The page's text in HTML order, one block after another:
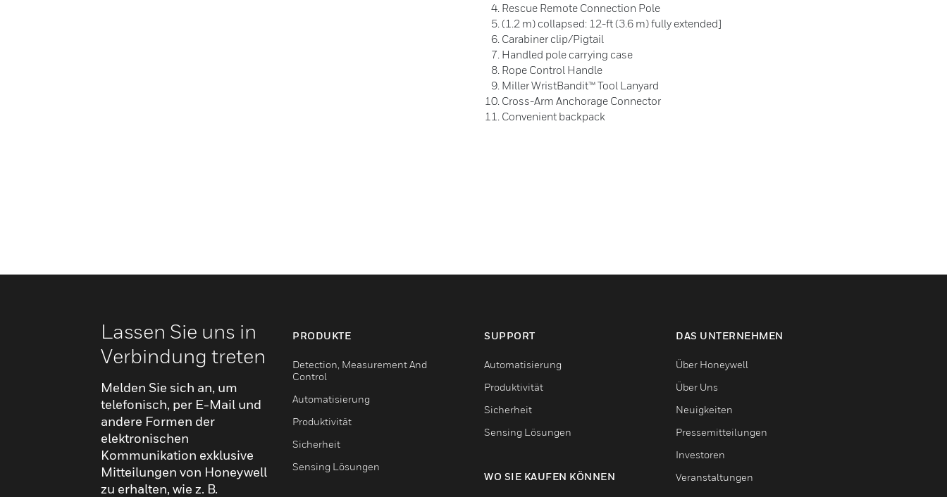
Rescue Remote Connection Pole
(1.2 m) collapsed: 12-ft (3.6 m) fully extended]
Carabiner clip/Pigtail
Handled pole carrying case
Rope Control Handle
Miller WristBandit™ Tool Lanyard
Cross-Arm Anchorage Connector
Convenient backpack
Lassen Sie uns in
Verbindung treten
Melden Sie sich an, um
telefonisch, per E-Mail und
andere Formen der
elektronischen
Kommunikation exklusive
Mitteilungen von Honeywell
zu erhalten, wie z. B.
PRODUKTE
Detection, Measurement And
Control
Automatisierung
Produktivität
Sicherheit
Sensing Lösungen
SUPPORT
Automatisierung
Produktivität
Sicherheit
Sensing Lösungen
WO SIE KAUFEN KÖNNEN
DAS UNTERNEHMEN
Über Honeywell
Über Uns
Neuigkeiten
Pressemitteilungen
Investoren
Veranstaltungen